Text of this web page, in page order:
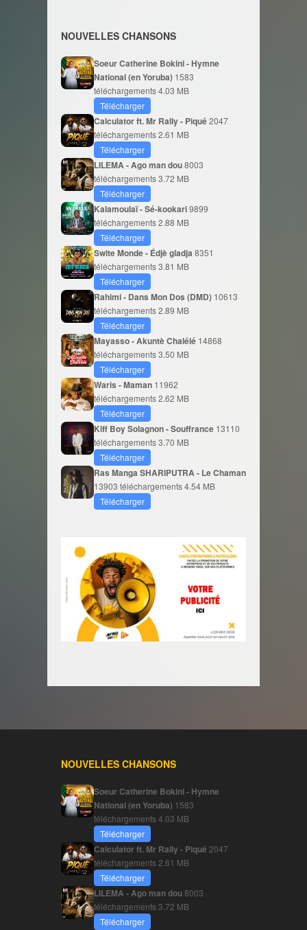
NOUVELLES CHANSONS
Soeur Catherine Bokini - Hymne
National (en Yoruba) 1583
téléchargements4.03 MB
Télécharger
Calculator ft. Mr Rally - Piqué2047
téléchargements2.61 MB
Télécharger
LILEMA - Ago man dou8003
téléchargements3.72 MB
Télécharger
Kalamoulaï - Sé-kookari9899
téléchargements2.88 MB
Télécharger
Swite Monde - Édjè gladja 8351
téléchargements3.81 MB
Télécharger
Rahimi - Dans Mon Dos (DMD) 10613
téléchargements2.89 MB
Télécharger
Mayasso - Akuntè Chalélé 14868
téléchargements3.50 MB
Télécharger
Waris - Maman 11962
téléchargements2.62 MB
Télécharger
Kiff Boy Solagnon - Souffrance 13110
téléchargements3.70 MB
Télécharger
Ras Manga SHARIPUTRA - Le Chaman
13903 téléchargements4.54 MB
Télécharger
NOUVELLES CHANSONS
Soeur Catherine Bokini - Hymne
National (en Yoruba) 1583
téléchargements4.03 MB
Télécharger
Calculator ft. Mr Rally - Piqué 2047
téléchargements 2.61 MB
Télécharger
LILEMA - Ago man dou8003
téléchargements3.72 MB
Télécharger